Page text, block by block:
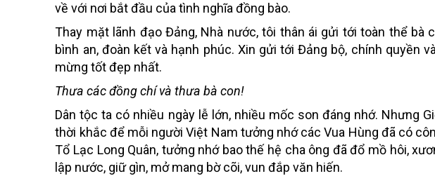
về với nơi bắt đầu của tình nghĩa đồng bào.
Thay mặt lãnh đạo Đảng, Nhà nước, tôi thân ái gửi tới toàn thể bà
bình an, đoàn kết và hạnh phúc. Xin gửi tới Đảng bộ, chính quyền
mừng tốt đẹp nhất.
Thưa các đồng chí và thưa bà con!
Dân tộc ta có nhiều ngày lễ lớn, nhiều mốc son đáng nhớ. Nhưng
thời khắc để mỗi người Việt Nam tưởng nhớ các Vua Hùng đã có
Tổ Lạc Long Quân, tưởng nhớ bao thế hệ cha ông đã đổ mồ hôi,
lập nước, giữ gìn, mở mang bờ cõi, vun đắp văn hiến.